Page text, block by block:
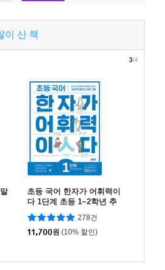
이 산 책
초등 국어 한자가 어휘력이
다 1단계 초등 1~2학년 추
천
278건
11,700원 (10% 할인)
3/4